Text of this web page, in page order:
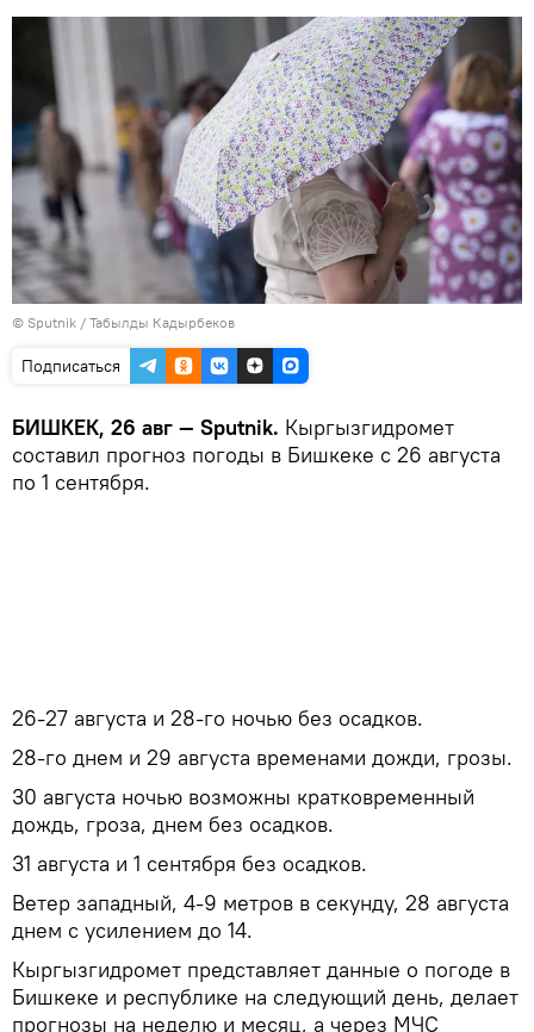
© Sputnik / Табылды Кадырбеков
Подписаться
БИШКЕК, 26 авг — Sputnik. Кыргызгидромет
составил прогноз погоды в Бишкеке с 26 августа
по 1 сентября.
26-27 августа и 28-го ночью без осадков.
28-го днем и 29 августа временами дожди, грозы.
30 августа ночью возможны кратковременный
дождь, гроза, днем без осадков.
31 августа и 1 сентября без осадков.
Ветер западный, 4-9 метров в секунду, 28 августа
днем с усилением до 14.
Кыргызгидромет представляет данные о погоде в
Бишкеке и республике на следующий день, делает
прогнозы на неделю и месяц, а через МЧС